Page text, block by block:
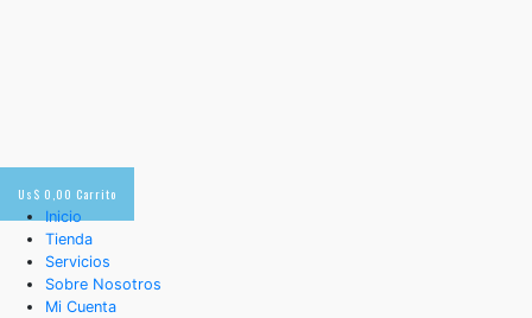
Us$ 0,00 Carrito
Inicio
Tienda
Servicios
Sobre Nosotros
Mi Cuenta